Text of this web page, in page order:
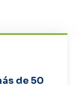
de 50